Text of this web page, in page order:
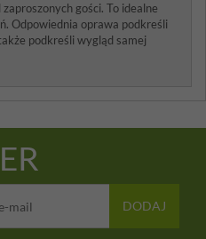
gości. To idealne
Odpowiednia oprawa podkreśli
podkreśli wygląd samej
DODAJ